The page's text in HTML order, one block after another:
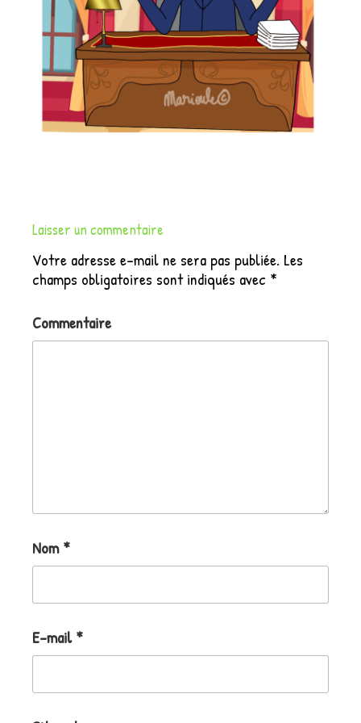
Laisser un commentaire
Votre adresse e-mail ne sera pas publiée. Les
champs obligatoires sont indiqués avec *
Commentaire
Nom*
E-mail*